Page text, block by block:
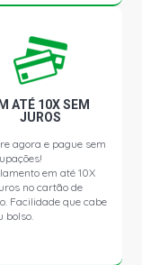
ATÉ 10X SEM
JUROS
agora e pague sem
em até 10X
no cartão de
Facilidade que cabe
bolso.